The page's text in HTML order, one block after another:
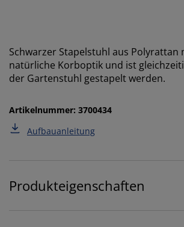
Schwarzer Stapelstuhl aus
natürliche Korboptik und ist
der Gartenstuhl gestapelt werden.
Artikelnummer: 3700434
Aufbauanleitung
Produkteigenschaften